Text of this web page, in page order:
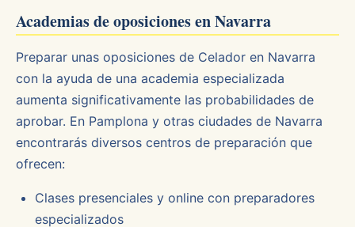
Academias de oposiciones en Navarra
Preparar unas oposiciones de Celador en Navarra
con la ayuda de una academia especializada
aumenta significativamente las probabilidades de
aprobar. En Pamplona y otras ciudades de Navarra
encontrarás diversos centros de preparación que
ofrecen:
Clases presenciales y online con preparadores
especializados